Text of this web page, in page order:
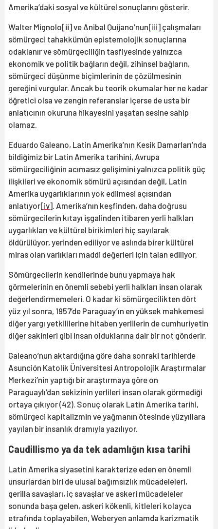
Amerika’daki sosyal ve kültürel sonuçlarını gösterir.
Walter Mignolo[ii]ve Anibal Quijano’nun[iii] çalışmaları
sömürgeci tahakkümün epistemolojik sonuçlarına
odaklanır ve sömürgeciliğin tasfiyesinde yalnızca
ekonomik ve politik bağların değil, zihinsel bağların,
sömürgeci düşünme biçimlerinin de çözülmesinin
gereğini vurgular. Ancak bu teorik okumalar her ne kadar
öğretici olsa ve zengin referanslar içerse de usta bir
anlatıcının okuruna hikayesini yaşatan sesine sahip
olamaz.
Eduardo Galeano, Latin Amerika’nın Kesik Damarları’nda
bildiğimiz bir Latin Amerika tarihini, Avrupa
sömürgeciliğinin acımasız gelişimini yalnızca politik güç
ilişkileri ve ekonomik sömürü açısından değil, Latin
Amerika uygarlıklarının yok edilmesi açısından
anlatıyor[iv] . Amerika’nın keşfinden, daha doğrusu
sömürgecilerin kıtayı işgalinden itibaren yerli halkları
uygarlıkları ve kültürel birikimleri hiç sayılarak
öldürülüyor, yerinden ediliyor ve aslında birer kültürel
miras olan varlıkları maddi değerleri için talan ediliyor.
Sömürgecilerin kendilerinde bunu yapmaya hak
görmelerinin en önemli sebebi yerli halkları insan olarak
değerlendirmemeleri. O kadar ki sömürgecilikten dört
yüz yıl sonra, 1957’de Paraguay’ın en yüksek mahkemesi
diğer yargı yetkililerine hitaben yerlilerin de cumhuriyetin
diğer sakinleri gibi insan olduklarına dair bir not gönderir.
Galeano’nun aktardığına göre daha sonraki tarihlerde
Asunción Katolik Üniversitesi Antropolojik Araştırmalar
Merkezi’nin yaptığı bir araştırmaya göre on
Paraguaylı’dan sekizinin yerlileri insan olarak görmediği
ortaya çıkıyor (42). Sonuç olarak Latin Amerika tarihi,
sömürgeci kapitalizmin ve yağmanın ötesinde yüzyıllara
yayılan bir insanlık dramıyla yazılıyor.
Caudillismo ya da tek adamlığın kısa tarihi
Latin Amerika siyasetini karakterize eden en önemli
unsurlardan biri de ulusal bağımsızlık mücadeleleri,
gerilla savaşları, iç savaşlar ve askeri mücadeleler
sonunda başa gelen, askeri kökenli, kitleleri kolayca
etrafında toplayabilen, Weberyen anlamda karizmatik